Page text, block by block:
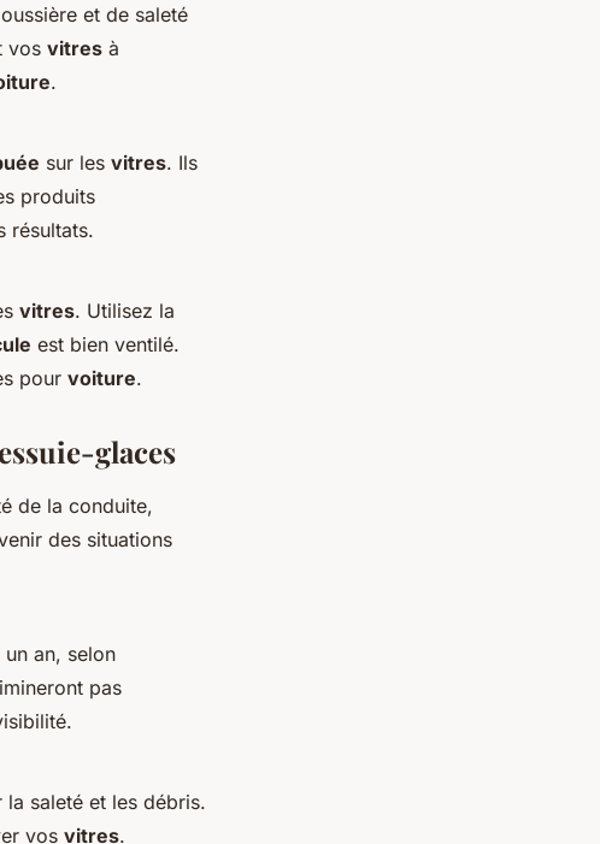
et de saleté
vos vitres à
.
sur les vitres. Ils
produits
résultats.
vitres. Utilisez la
est bien ventilé.
pour voiture.
glaces
de la conduite,
des situations
an, selon
pas
la saleté et les débris.
vos vitres.